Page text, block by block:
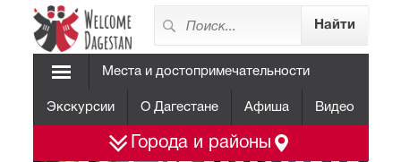
Места и достопримечательности
Экскурсии О Дагестане Афиша Видео
Города и районы